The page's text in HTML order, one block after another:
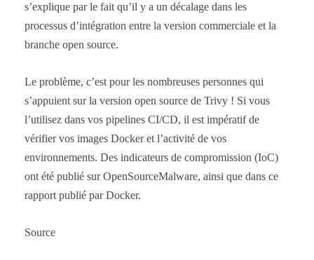
s’explique par le fait qu’il y a un décalage dans les
processus d’intégration entre la version commerciale et la
branche open source.
Le problème, c’est pour les nombreuses personnes qui
s’appuient sur la version open source de Trivy ! Si vous
l’utilisez dans vos pipelines CI/CD, il est impératif de
vérifier vos images Docker et l’activité de vos
environnements. Des indicateurs de compromission (IoC)
ont été publié sur OpenSourceMalware, ainsi que dans ce
rapport publié par Docker.
Source